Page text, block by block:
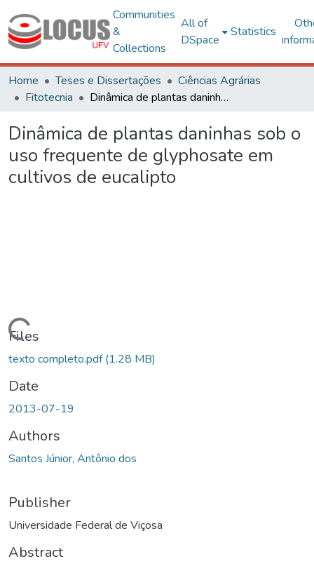
Communities
&
Collections
All of
DSpace
Statistics
Home Teses e Dissertações
Ciências Agrárias
Fitotecnia
Dinâmica de plantas daninhas sob o uso frequente de glyphosate em cultivos de eucalipto
Dinâmica de plantas daninhas sob o
uso frequente de glyphosate em
cultivos de eucalipto
Files
texto completo.pdf(1.28 MB)
Date
2013-07-19
Authors
Santos Júnior, Antônio dos
Publisher
Universidade Federal de Viçosa
Abstract